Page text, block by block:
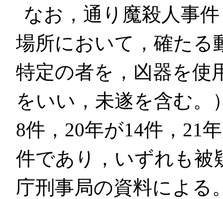
なお，通り魔殺人事
場所において，確たる
特定の者を，凶器を使
をいい，未遂を含む。
8件，20年が14件，21
件であり，いずれも被
庁刑事局の資料による